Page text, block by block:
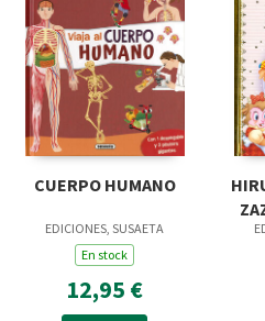
CUERPO HUMANO
EDICIONES, SUSAETA
En stock
12,95 €